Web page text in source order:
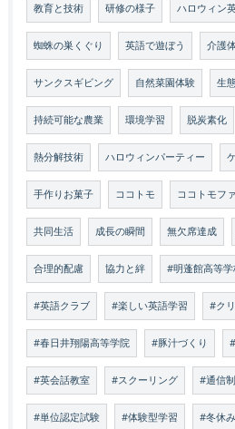
教育と技術 研修の様子 ハロウィン
蜘蛛の巣くぐり 英語で遊ぼう 介護
サンクスギビング 自然菜園体験 生
持続可能な農業 環境学習 脱炭素化
熱分解技術 ハロウィンパーティー
手作りお菓子 ココトモ ココトモフ
共同生活 成長の瞬間 無欠席達成
合理的配慮 協力と絆 #明蓬館高等学
#英語クラブ #楽しい英語学習 #ク
#春日井翔陽高等学院 #豚汁づくり
#英会話教室 #スクーリング #通信
#単位認定試験 #体験型学習 #冬休